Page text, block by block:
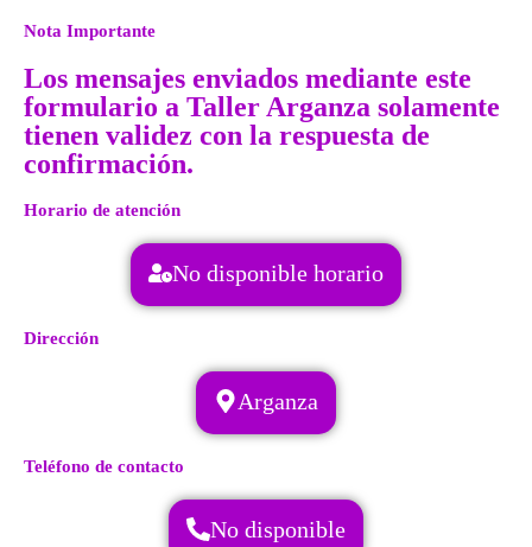
Nota Importante
Los mensajes enviados mediante este
formulario a Taller Arganza solamente
tienen validez con la respuesta de
confirmación.
Horario de atención
No disponible horario
Dirección
Arganza
Teléfono de contacto
No disponible